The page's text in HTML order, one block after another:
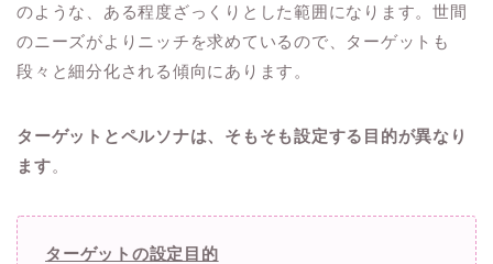
のような、ある程度ざっくりとした範囲になります。世間
のニーズがよりニッチを求めているので、ターゲットも
段々と細分化される傾向にあります。
ターゲットとペルソナは、そもそも設定する目的が異なり
ます。
ターゲットの設定目的